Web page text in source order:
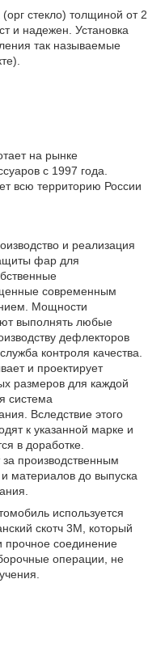
стекло) толщиной от 2
и надежен. Установка
так называемые
на рынке
с 1997 года.
всю территорию России
и реализация
фар для
современным
Мощности
выполнять любые
дефлекторов
контроля качества.
и проектирует
размеров для каждой
система
Вследствие этого
к указанной марке и
в доработке.
производственным
материалов до выпуска
используется
скотч 3М, который
прочное соединение
операции, не